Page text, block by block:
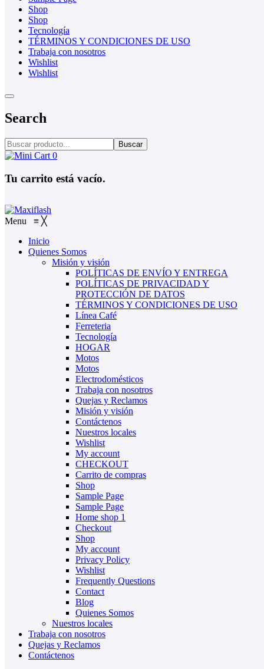
Shop
Shop
Tecnología
TÉRMINOS Y CONDICIONES DE USO
Trabaja con nosotros
Wishlist
Wishlist
Search
Buscar
0
Tu carrito está vacío.
Menu ≡ ╳
Inicio
Quienes Somos
Misión y visión
POLÍTICAS DE ENVÍO Y ENTREGA
POLÍTICAS DE PRIVACIDAD Y
PROTECCIÓN DE DATOS
TÉRMINOS Y CONDICIONES DE USO
Línea Café
Ferreteria
Tecnología
HOGAR
Motos
Motos
Electrodomésticos
Trabaja con nosotros
Quejas y Reclamos
Misión y visión
Contáctenos
Nuestros locales
Wishlist
My account
CHECKOUT
Carrito de compras
Shop
Sample Page
Sample Page
Home shop 1
Checkout
Shop
My account
Privacy Policy
Wishlist
Frequently Questions
Contact
Blog
Quienes Somos
Nuestros locales
Trabaja con nosotros
Quejas y Reclamos
Contáctenos